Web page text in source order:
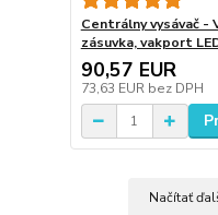
Centrálny vysávač -
zásuvka, vakport
90,57 EUR
73,63 EUR bez DPH
Načítať